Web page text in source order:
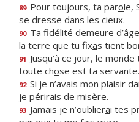
89 Pour toujours, ta parole,
se dresse dans les cieux.
90 Ta fidélité demeure
la terre que tu fixas tient
91 Jusqu’à ce jour, le monde
toute chose est ta servante.
92 Si je n’avais mon plaisir
je périrais de misère.
93 Jamais je n’oublierai tes